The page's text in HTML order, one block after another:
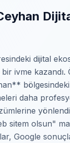
dijital
ivme kazandı.
daha
sitem olsun"
Google